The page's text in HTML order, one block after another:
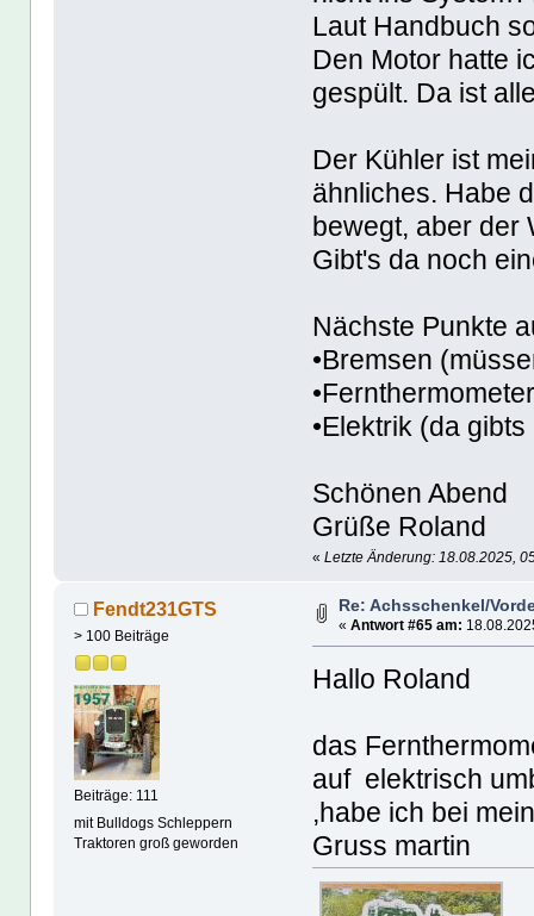
Laut Handbuch
Den Motor hatte
gespült. Da ist
Der Kühler ist
ähnliches. Habe
bewegt, aber der
Gibt's da noch
Nächste Punkte
•Bremsen
•Elektrik (da
Schönen Abend
Grüße Roland
«Letzte Änderung: 18.08.2025,
Fendt231GTS
> 100 Beiträge
Beiträge: 111
mit Bulldogs Schleppern
Traktoren groß geworden
Re: Achsschenkel/
« Antwort #65 am:
Hallo Roland
das
auf elektrisch
,habe ich bei
Gruss martin